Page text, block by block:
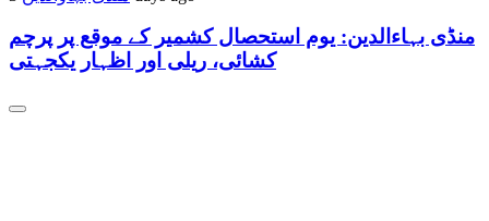
منڈی بہاءالدین: یوم استحصال کشمیر کے موقع پر پرچم
کشائی، ریلی اور اظہار یکجہتی